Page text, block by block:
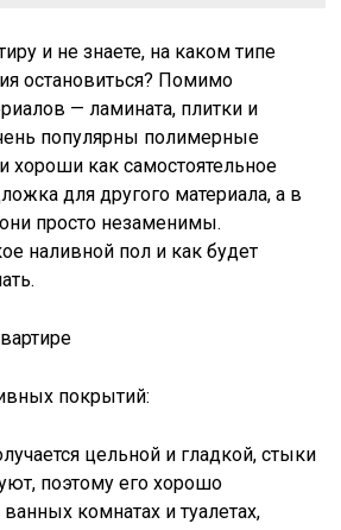
и не знаете, на каком типе
остановиться? Помимо
— ламината, плитки и
популярны полимерные
хороши как самостоятельное
для другого материала, а в
просто незаменимы.
наливной пол и как будет
покрытий:
цельной и гладкой, стыки
поэтому его хорошо
комнатах и туалетах,